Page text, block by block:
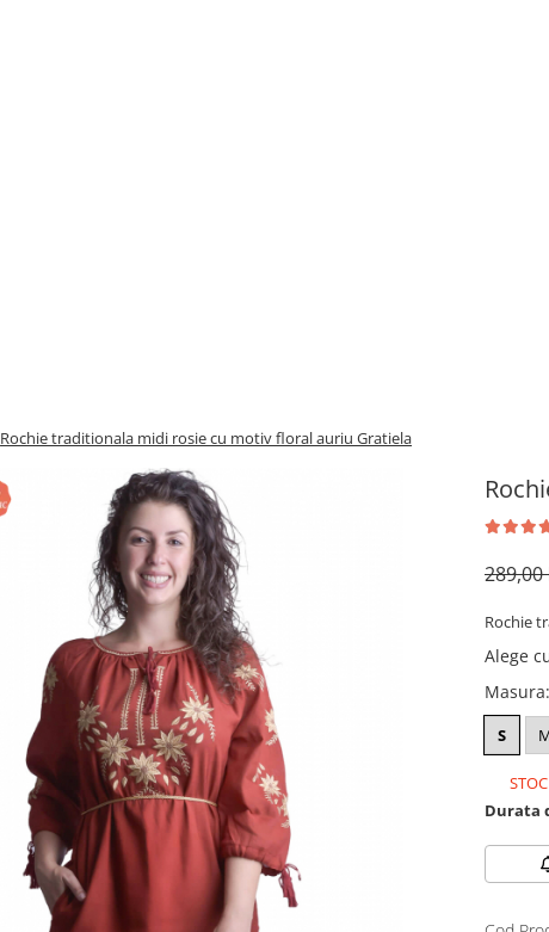
Rochie traditionala midi rosie cu motiv floral auriu Gratiela
289,00
Rochie
Alege
Masura:
S
Durata